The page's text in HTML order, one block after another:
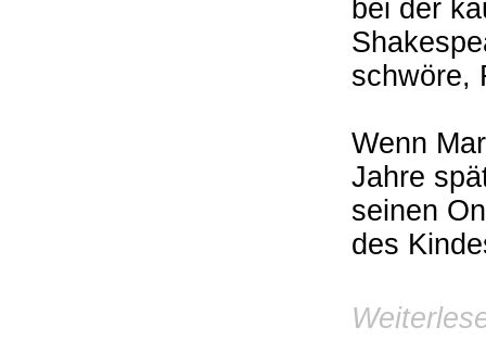
bei der
schwöre,
Wenn
Jahre
seinen
des